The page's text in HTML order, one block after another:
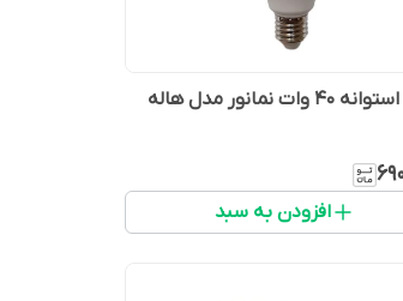
وات نمانور مدل هاله
افزودن به سبد